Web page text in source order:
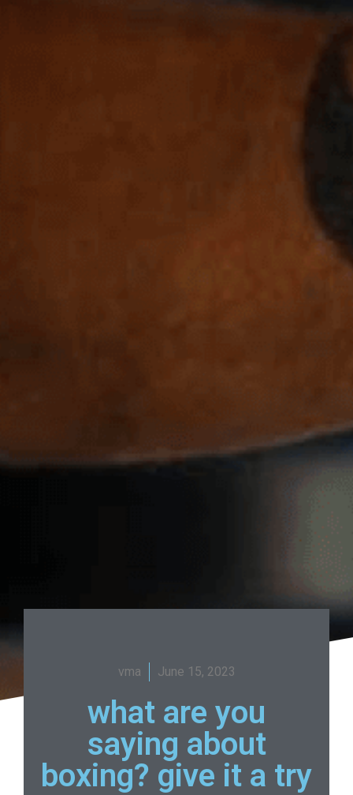
vma June 15, 2023
what are you
saying about
boxing? give it a try